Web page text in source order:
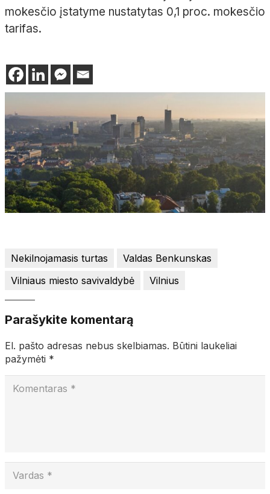
mokesčio įstatyme nustatytas 0,1 proc. mokesčio
tarifas.
Nekilnojamasis turtas
Valdas Benkunskas
Vilniaus miesto savivaldybė
Vilnius
Parašykite komentarą
El. pašto adresas nebus skelbiamas. Būtini laukeliai
pažymėti *